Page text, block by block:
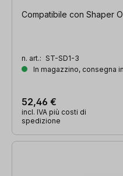
Compatibile con Shaper
n. art.: ST-SD1-3
In magazzino, consegna
52,46 €
incl. IVA più costi di
spedizione